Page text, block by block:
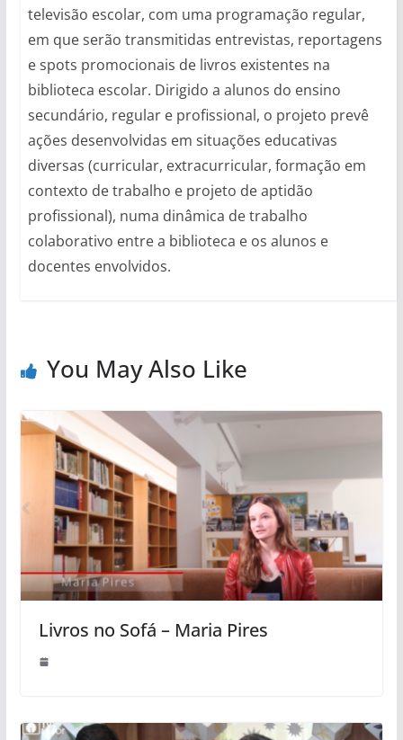
televisão escolar, com uma programação regular,
em que serão transmitidas entrevistas, reportagens
e spots promocionais de livros existentes na
biblioteca escolar. Dirigido a alunos do ensino
secundário, regular e profissional, o projeto prevê
ações desenvolvidas em situações educativas
diversas (curricular, extracurricular, formação em
contexto de trabalho e projeto de aptidão
profissional), numa dinâmica de trabalho
colaborativo entre a biblioteca e os alunos e
docentes envolvidos.
You May Also Like
Livros no Sofá – Maria Pires